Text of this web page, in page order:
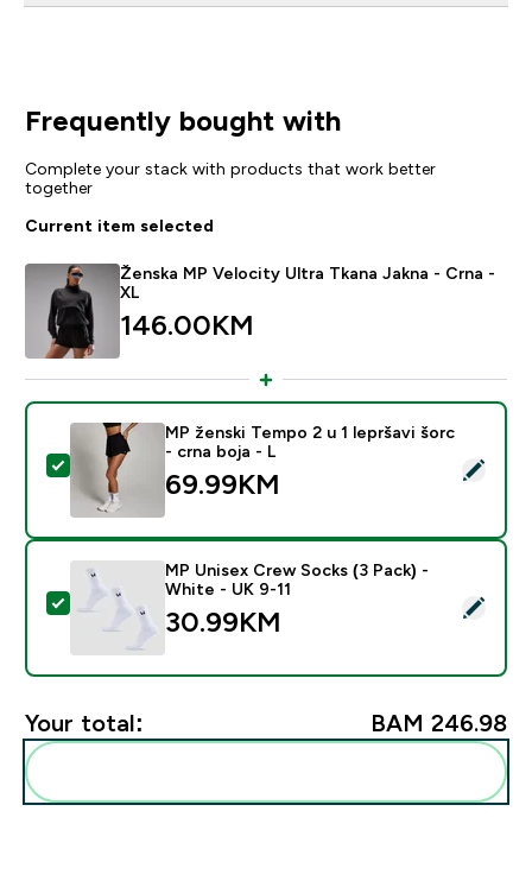
Frequently bought with
Complete your stack with products that work better
together
Current item selected
Ženska MP Velocity Ultra Tkana Jakna - Crna -
XL
146.00KM‎
Select this product - MP ženski Tempo 2 u 1 lepršavi
MP ženski Tempo 2 u 1 lepršavi šorc
- crna boja - L
69.99KM‎
Select this product - MP Unisex Crew Socks (3 Pack)
MP Unisex Crew Socks (3 Pack) -
White - UK 9-11
30.99KM‎
Your total: BAM 246.98‎